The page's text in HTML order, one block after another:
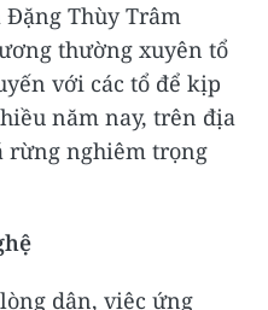
Thùy Trâm
thường xuyên tổ
với các tổ để kịp
năm nay, trên địa
rừng nghiêm trọng
dân, việc ứng